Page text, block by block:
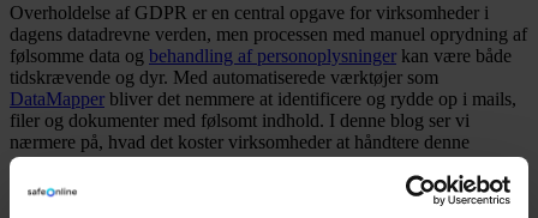
Overholdelse af GDPR er en central opgave for virksomheder i
dagens datadrevne verden, men processen med manuel oprydning af
følsomme data og behandling af personoplysninger kan være både
tidskrævende og dyr. Med automatiserede værktøjer som
DataMapper bliver det nemmere at identificere og rydde op i mails,
filer og dokumenter med følsomt indhold. I denne blog ser vi
nærmere på, hvad det koster virksomheder at håndtere denne
opgave manuelt, og endelig sammenlignes denne omkostning med
hvad det koster at løse tilsvarende opgave med et værktøj som